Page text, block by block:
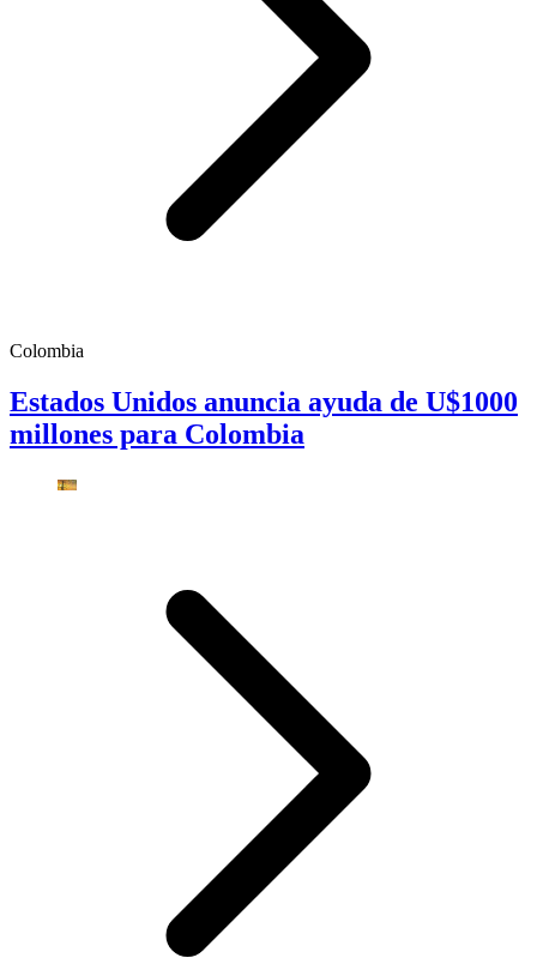
Colombia
Estados Unidos anuncia ayuda de U$1000
millones para Colombia